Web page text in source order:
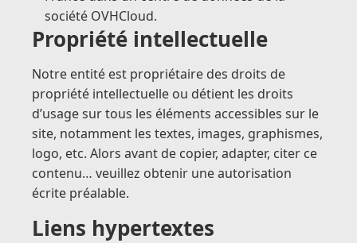
société OVHCloud.
Propriété intellectuelle
Notre entité est propriétaire des droits de
propriété intellectuelle ou détient les droits
d’usage sur tous les éléments accessibles sur le
site, notamment les textes, images, graphismes,
logo, etc. Alors avant de copier, adapter, citer ce
contenu… veuillez obtenir une autorisation
écrite préalable.
Liens hypertextes